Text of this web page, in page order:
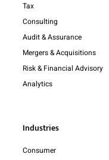
Tax
Consulting
Audit & Assurance
Mergers & Acquisitions
Risk & Financial Advisory
Analytics
Industries
Consumer